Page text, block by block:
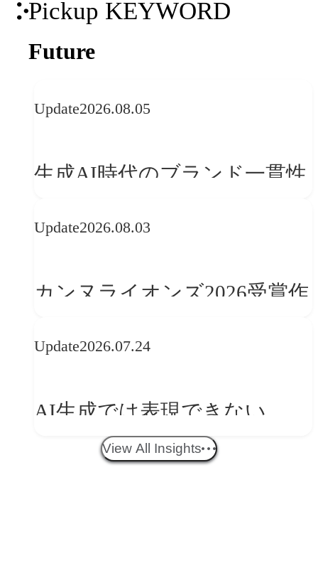
Pickup KEYWORD
Future
Update2026.08.05
生成AI時代のブランド一貫性
学ぶ「動的ブランディング」
Update2026.08.03
カンヌライオンズ2026受賞作
──「優れたブランド体験」
か
Update2026.07.24
AI生成では表現できない
WebGLのメリットと今後の展
View All Insights